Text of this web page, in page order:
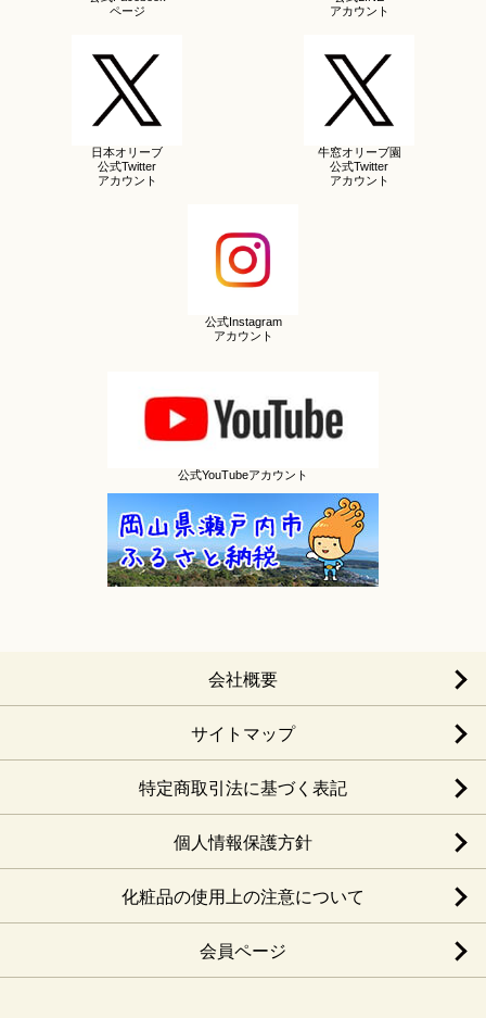
ページ
アカウント
日本オリーブ
公式Twitter
アカウント
牛窓オリーブ園
公式Twitter
アカウント
公式Instagram
アカウント
公式YouTubeアカウント
会社概要
サイトマップ
特定商取引法に基づく表記
個人情報保護方針
化粧品の使用上の注意について
会員ページ